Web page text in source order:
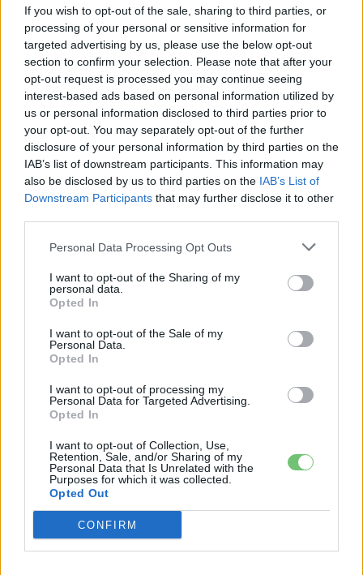
If you wish to opt-out of the sale, sharing to third parties, or
processing of your personal or sensitive information for
targeted advertising by us, please use the below opt-out
section to confirm your selection. Please note that after your
opt-out request is processed you may continue seeing
interest-based ads based on personal information utilized by
us or personal information disclosed to third parties prior to
your opt-out. You may separately opt-out of the further
disclosure of your personal information by third parties on the
IAB’s list of downstream participants. This information may
also be disclosed by us to third parties on the IAB’s List of
Downstream Participants that may further disclose it to other
Personal Data Processing Opt Outs
I want to opt-out of the Sharing of my
personal data.
Opted In
I want to opt-out of the Sale of my
Personal Data.
Opted In
I want to opt-out of processing my
Personal Data for Targeted Advertising.
Opted In
I want to opt-out of Collection, Use,
Retention, Sale, and/or Sharing of my
Personal Data that Is Unrelated with the
Purposes for which it was collected.
Opted Out
CONFIRM
Kövesd az e-cars.hu-t a Facebookon is, további
tartalmakért!
CÍMKÉK Musk Pickup Tesla Tesla Pickup
kütyü és immár e-autó rajongó!
KAPCSOLÓDÓ CIKKEK TÖBB A SZERZŐTŐL
Elektromos
autó
Tesla: visszatért a régi árazás a magyar
Supercharger-hálózaton